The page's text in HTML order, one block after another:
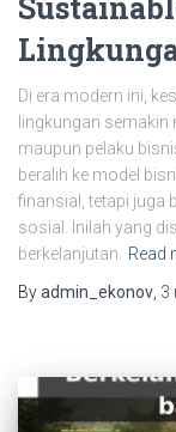
Di era modern ini,
lingkungan
maupun pelaku
beralih ke model
finansial, tetapi juga
sosial. Inilah yang
berkelanjutan.
Read
Byadmin_ekonov 3